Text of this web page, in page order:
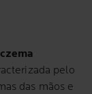
pelo
das mãos e